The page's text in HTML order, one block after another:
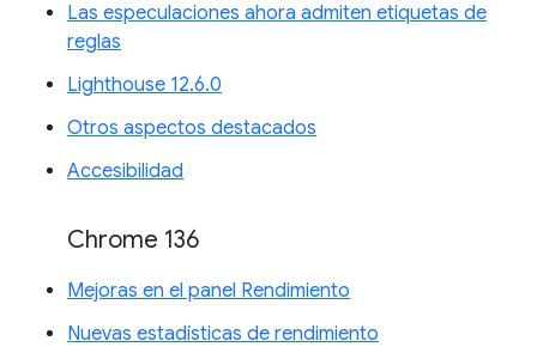
Las especulaciones ahora admiten etiquetas de
reglas
Lighthouse 12.6.0
Otros aspectos destacados
Accesibilidad
Chrome 136
Mejoras en el panel Rendimiento
Nuevas estadísticas de rendimiento